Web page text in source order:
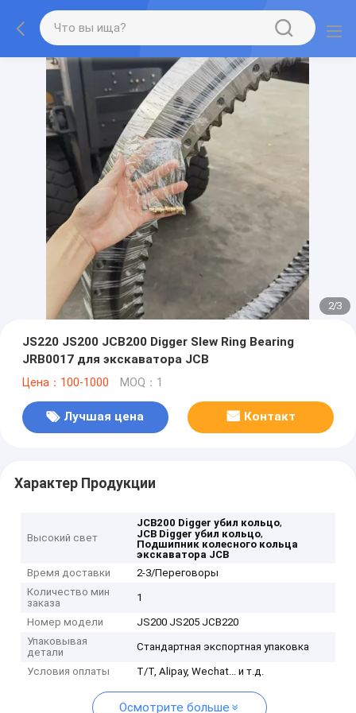
2/3
JS220 JS200 JCB200 Digger Slew Ring Bearing
JRB0017 для экскаватора JCB
Цена：100-1000 MOQ：1
Лучшая цена Контакт
Характер Продукции
Высокий свет
JCB200 Digger убил кольцо,
JCB Digger убил кольцо,
Подшипник колесного кольца
экскаватора JCB
Время доставки
2-3/Переговоры
Количество мин
заказа
1
Номер модели
JS200 JS205 JCB220
Упаковывая
детали
Стандартная экспортная упаковка
Условия оплаты T/T, Alipay, Wechat... и т.д.
Осмотрите больше